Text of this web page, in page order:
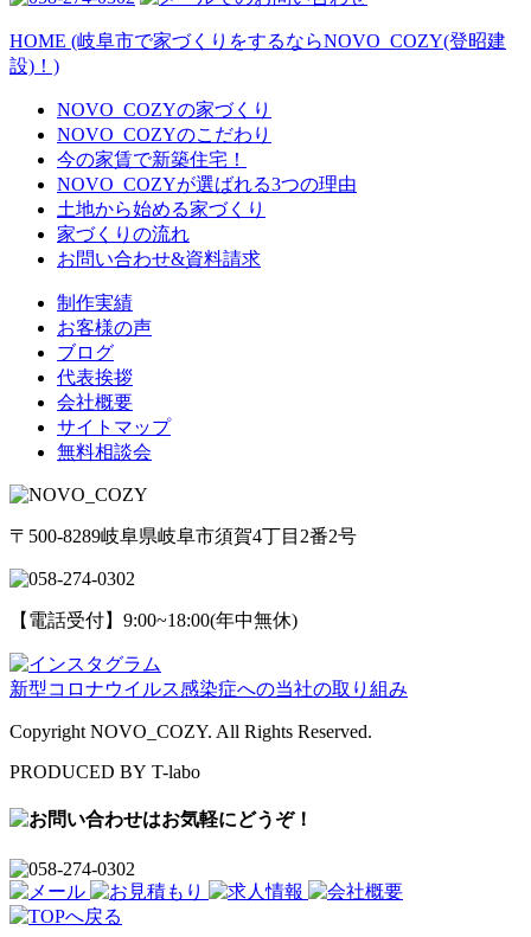
HOME (岐阜市で家づくりをするならNOVO_COZY(登昭建
設)！)
NOVO_COZYの家づくり
NOVO_COZYのこだわり
今の家賃で新築住宅！
NOVO_COZYが選ばれる3つの理由
土地から始める家づくり
家づくりの流れ
お問い合わせ&資料請求
制作実績
お客様の声
ブログ
代表挨拶
会社概要
サイトマップ
無料相談会
〒500-8289岐阜県岐阜市須賀4丁目2番2号
【電話受付】9:00~18:00(年中無休)
新型コロナウイルス感染症への当社の取り組み
Copyright NOVO_COZY. All Rights Reserved.
PRODUCED BY T-labo